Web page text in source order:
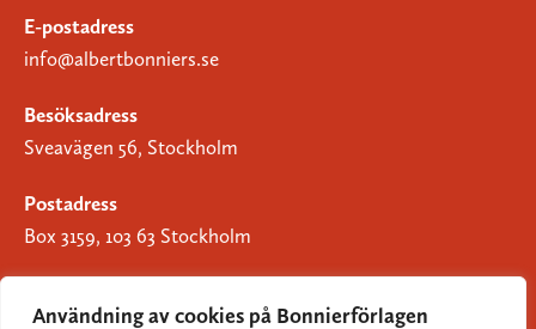
Användning av cookies på Bonnierförlagen
E-postadress
info@albertbonniers.se
Besöksadress
Sveavägen 56, Stockholm
Postadress
Box 3159, 103 63 Stockholm